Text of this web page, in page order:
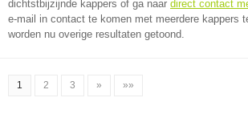
dichtstbijzijnde kappers of ga naar direct contact
e-mail in contact te komen met meerdere kappers
worden nu overige resultaten getoond.
1 2 3 » »»